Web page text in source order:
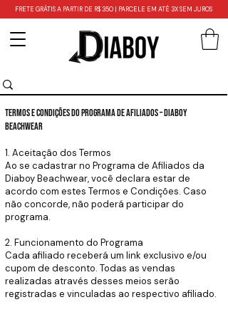
FRETE GRÁTIS A PARTIR DE R$ 350 | PARCELE EM ATÉ 3X SEM JUROS
Termos e Condições do Programa de Afiliados – Diaboy
Beachwear
1. Aceitação dos Termos
Ao se cadastrar no Programa de Afiliados da
Diaboy Beachwear, você declara estar de
acordo com estes Termos e Condições. Caso
não concorde, não poderá participar do
programa.
2. Funcionamento do Programa
Cada afiliado receberá um link exclusivo e/ou
cupom de desconto. Todas as vendas
realizadas através desses meios serão
registradas e vinculadas ao respectivo afiliado.